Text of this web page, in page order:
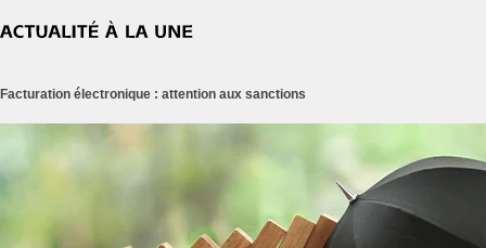
Facturation électronique : attention aux sanctions